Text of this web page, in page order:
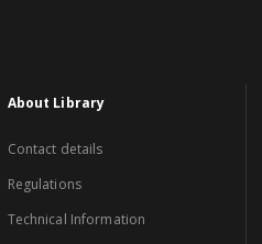
About Library
Contact details
Regulations
Technical Information